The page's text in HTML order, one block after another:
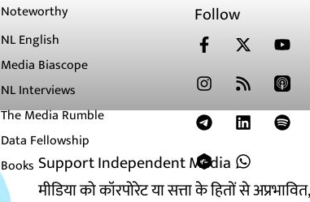
Support Independent Media
मीडिया को कॉरपोरेट या सत्ता के हितों से
Noteworthy
NL English
Media Biascope
NL Interviews
The Media Rumble
Data Fellowship
Books
Follow